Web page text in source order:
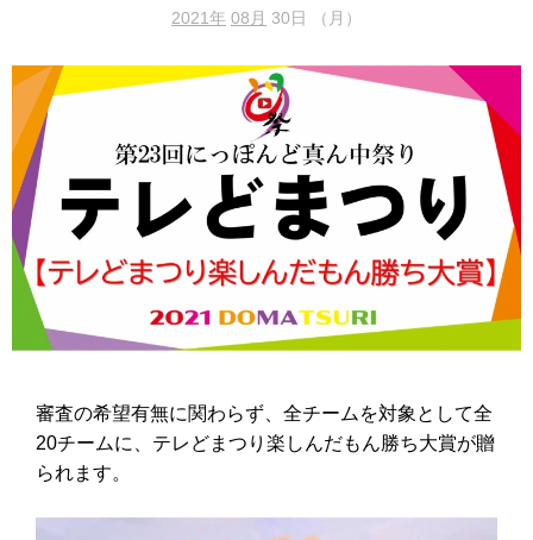
2021年 08月 30日 （月）
審査の希望有無に関わらず、全チームを対象として全
20チームに、テレどまつり楽しんだもん勝ち大賞が贈
られます。